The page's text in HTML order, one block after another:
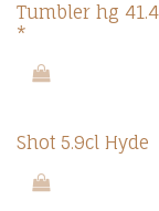
Tumbler hg
*
Shot 5.9cl Hyde